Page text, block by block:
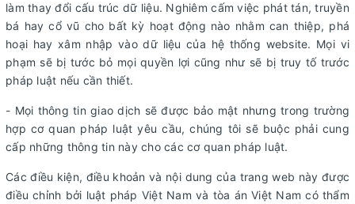
làm thay đổi cấu trúc dữ liệu. Nghiêm cấm việc phát tán, truyền
bá hay cổ vũ cho bất kỳ hoạt động nào nhằm can thiệp, phá
hoại hay xâm nhập vào dữ liệu của hệ thống website. Mọi vi
phạm sẽ bị tước bỏ mọi quyền lợi cũng như sẽ bị truy tố trước
pháp luật nếu cần thiết.
- Mọi thông tin giao dịch sẽ được bảo mật nhưng trong trường
hợp cơ quan pháp luật yêu cầu, chúng tôi sẽ buộc phải cung
cấp những thông tin này cho các cơ quan pháp luật.
Các điều kiện, điều khoản và nội dung của trang web này được
điều chỉnh bởi luật pháp Việt Nam và tòa án Việt Nam có thẩm